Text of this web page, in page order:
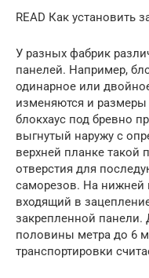
READ Как установить
У разных фабрик
панелей. Например,
одинарное или
изменяются и
блокхаус под бревно
выгнутый наружу с
верхней планке такой
отверстия для
саморезов. На нижней
входящий в
закрепленной панели.
половины метра до 6
транспортировки